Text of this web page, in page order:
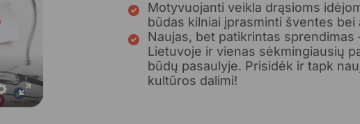
Settings
Enter
Motyvuojanti veikla drąsioms
būdas kilniai įprasminti šventes
Naujas, bet patikrintas sprendimas
Lietuvoje ir vienas sėkmingiausių
būdų pasaulyje. Prisidėk ir tapk
kultūros dalimi!